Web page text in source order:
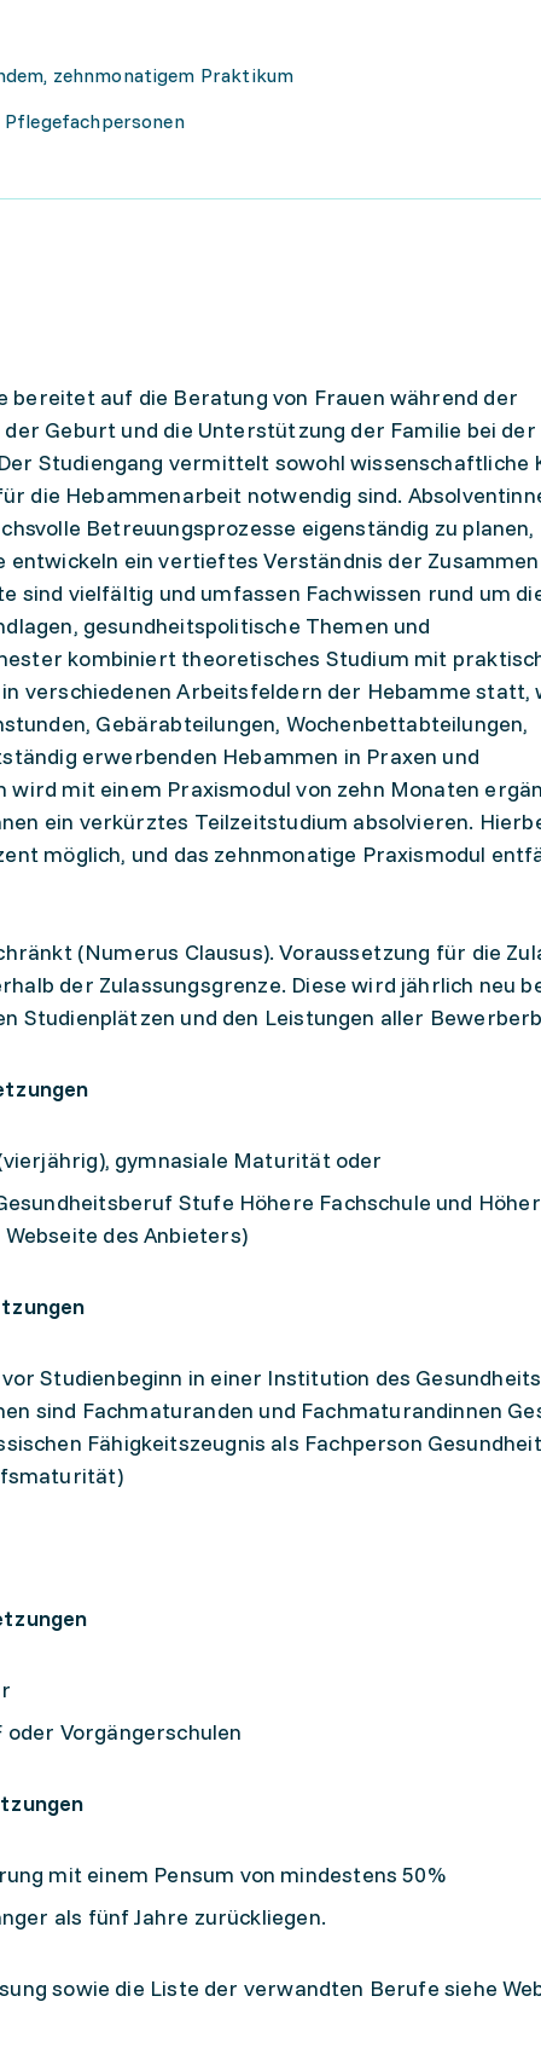
zehnmonatigem Praktikum
bereitet auf die Beratung von Frauen während der
Geburt und die Unterstützung der Familie bei der
Studiengang vermittelt sowohl wissenschaftliche
die Hebammenarbeit notwendig sind.
Betreuungsprozesse eigenständig zu planen,
entwickeln ein vertieftes Verständnis der
sind vielfältig und umfassen Fachwissen rund um
gesundheitspolitische Themen und
kombiniert theoretisches Studium mit
verschiedenen Arbeitsfeldern der Hebamme statt,
Gebärabteilungen, Wochenbettabteilungen,
erwerbenden Hebammen in Praxen und
wird mit einem Praxismodul von zehn Monaten
ein verkürztes Teilzeitstudium absolvieren.
möglich, und das zehnmonatige Praxismodul
(Numerus Clausus). Voraussetzung für die
der Zulassungsgrenze. Diese wird jährlich neu
Studienplätzen und den Leistungen aller
gymnasiale Maturität oder
Stufe Höhere Fachschule und
des Anbieters)
Studienbeginn in einer Institution des
sind Fachmaturanden und Fachmaturandinnen
Fähigkeitszeugnis als Fachperson
Vorgängerschulen
mit einem Pensum von mindestens 50%
als fünf Jahre zurückliegen.
sowie die Liste der verwandten Berufe siehe